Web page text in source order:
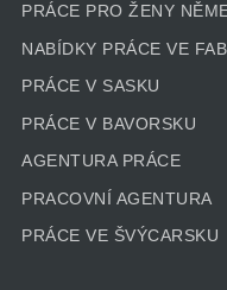
PRÁCE PRO ŽENY
NABÍDKY PRÁCE VE
PRÁCE V SASKU
PRÁCE V BAVORSKU
AGENTURA PRÁCE
PRACOVNÍ AGENTURA
PRÁCE VE ŠVÝCARSKU